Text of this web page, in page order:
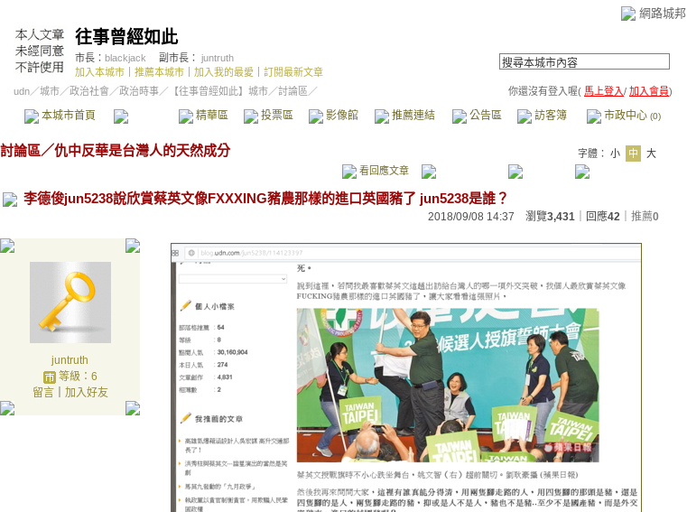
網路城邦
往事曾經如此
市長： blackjack 副市長： juntruth
加入本城市
推薦本城市 加入我的最愛
訂閱最新文章
udn／城市／政治社會 ／政治時事／ 【往事曾經如此】城市／討論區／ 你還沒有登入喔( 馬上登入/ 加入會員)
本城市首頁 精華區 投票區 影像館 推薦連結 公告區 訪客簿 市政中心 (0)
討論區／仇中反華是台灣人的天然成分 字體： 小 中
大
看回應文章
李德俊jun5238說欣賞蔡英文像FXXXING豬農那樣的進口英國豬了 jun5238是誰？
2018/09/08 14:37 瀏覽3,431 ｜回應42 推薦0
juntruth
等級：6
留言｜ 加入好友